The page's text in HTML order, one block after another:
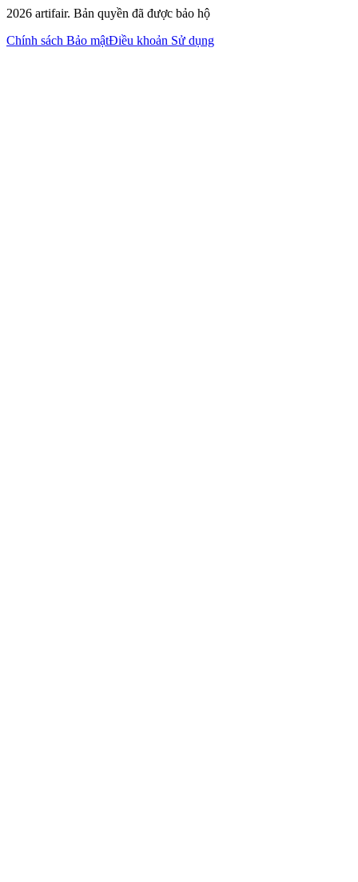
2026 artifair. Bản quyền đã được bảo hộ
Chính sách Bảo mậtĐiều khoản Sử dụng